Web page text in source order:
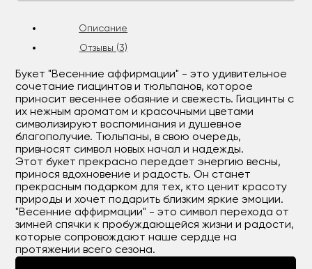
Описание
Отзывы (3)
Букет "Весенние аффирмации" - это удивительное
сочетание гиацинтов и тюльпанов, которое
приносит весеннее обаяние и свежесть. Гиацинты с
их нежным ароматом и красочными цветами
символизируют воспоминания и душевное
благополучие. Тюльпаны, в свою очередь,
привносят символ новых начал и надежды.
Этот букет прекрасно передает энергию весны,
принося вдохновение и радость. Он станет
прекрасным подарком для тех, кто ценит красоту
природы и хочет подарить близким яркие эмоции.
"Весенние аффирмации" - это символ перехода от
зимней спячки к пробуждающейся жизни и радости,
которые сопровождают наше сердце на
протяжении всего сезона.